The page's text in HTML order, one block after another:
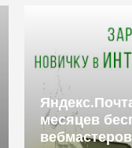
месяцев